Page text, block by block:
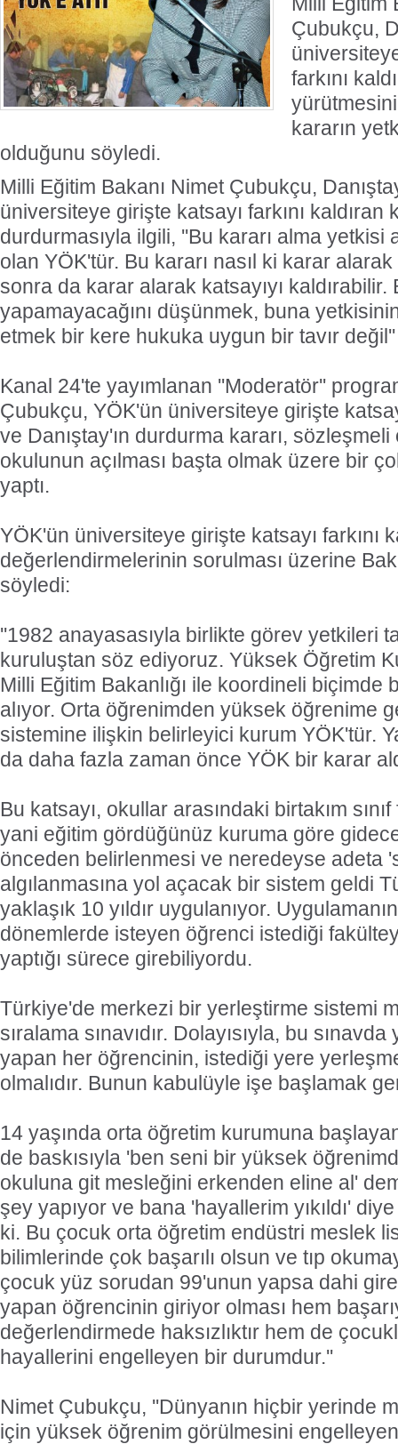
Çubukçu,
farkını
kararın
olduğunu söyledi.
Milli Eğitim Bakanı Nimet Çubukçu,
üniversiteye girişte katsayı farkını kaldıran
durdurmasıyla ilgili, ''Bu kararı alma
olan YÖK'tür. Bu kararı nasıl ki karar
sonra da karar alarak katsayıyı kaldırabilir.
yapamayacağını düşünmek, buna yetkisinin
etmek bir kere hukuka uygun bir tavır
Kanal 24'te yayımlanan ''Moderatör''
Çubukçu, YÖK'ün üniversiteye girişte
ve Danıştay'ın durdurma kararı,
okulunun açılması başta olmak üzere bir
yaptı.
YÖK'ün üniversiteye girişte katsayı farkını
değerlendirmelerinin sorulması üzerine
söyledi:
''1982 anayasasıyla birlikte görev yetkileri
kuruluştan söz ediyoruz. Yüksek Öğretim
Milli Eğitim Bakanlığı ile koordineli biçimde
alıyor. Orta öğrenimden yüksek öğrenime
sistemine ilişkin belirleyici kurum YÖK'tür.
da daha fazla zaman önce YÖK bir karar
Bu katsayı, okullar arasındaki birtakım
yani eğitim gördüğünüz kuruma göre
önceden belirlenmesi ve neredeyse adeta
algılanmasına yol açacak bir sistem geldi
yaklaşık 10 yıldır uygulanıyor.
dönemlerde isteyen öğrenci istediği
yaptığı sürece girebiliyordu.
Türkiye'de merkezi bir yerleştirme sistemi
sıralama sınavıdır. Dolayısıyla, bu
yapan her öğrencinin, istediği yere
olmalıdır. Bunun kabulüyle işe başlamak
14 yaşında orta öğretim kurumuna
de baskısıyla 'ben seni bir yüksek
okuluna git mesleğini erkenden eline al'
şey yapıyor ve bana 'hayallerim yıkıldı'
ki. Bu çocuk orta öğretim endüstri meslek
bilimlerinde çok başarılı olsun ve tıp
çocuk yüz sorudan 99'unun yapsa dahi
yapan öğrencinin giriyor olması hem
değerlendirmede haksızlıktır hem de
hayallerini engelleyen bir durumdur.''
Nimet Çubukçu, ''Dünyanın hiçbir yerinde
için yüksek öğrenim görülmesini